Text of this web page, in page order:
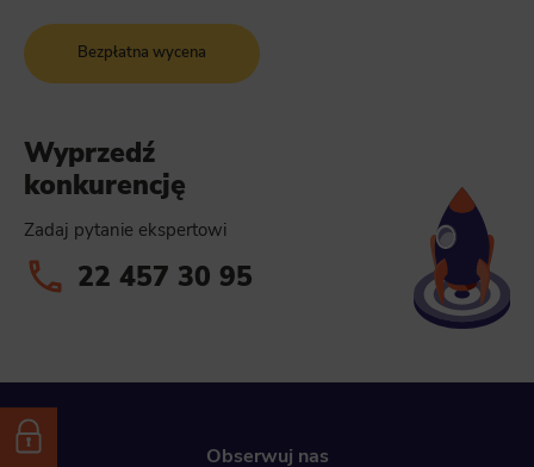
Bezpłatna wycena
Wyprzedź
konkurencję
Zadaj pytanie ekspertowi
22 457 30 95
Obserwuj nas